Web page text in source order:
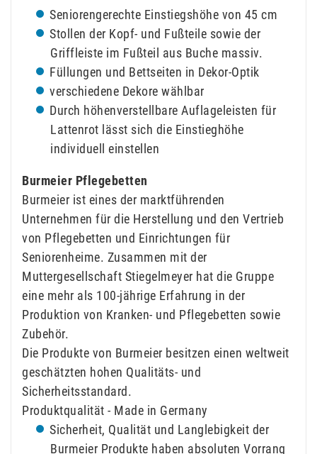
Seniorengerechte Einstiegshöhe von 45 cm
Stollen der Kopf- und Fußteile sowie der
Griffleiste im Fußteil aus Buche massiv.
Füllungen und Bettseiten in Dekor-Optik
verschiedene Dekore wählbar
Durch höhenverstellbare Auflageleisten für
Lattenrot lässt sich die Einstieghöhe
individuell einstellen
Burmeier Pflegebetten
Burmeier ist eines der marktführenden
Unternehmen für die Herstellung und den Vertrieb
von Pflegebetten und Einrichtungen für
Seniorenheime. Zusammen mit der
Muttergesellschaft Stiegelmeyer hat die Gruppe
eine mehr als 100-jährige Erfahrung in der
Produktion von Kranken- und Pflegebetten sowie
Zubehör.
Die Produkte von Burmeier besitzen einen weltweit
geschätzten hohen Qualitäts- und
Sicherheitsstandard.
Produktqualität - Made in Germany
Sicherheit, Qualität und Langlebigkeit der
Burmeier Produkte haben absoluten Vorrang